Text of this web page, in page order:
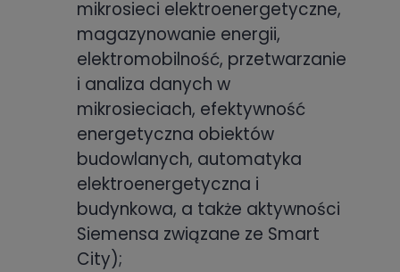
mikrosieci elektroenergetyczne,
magazynowanie energii,
elektromobilność, przetwarzanie
i analiza danych w
mikrosieciach, efektywność
energetyczna obiektów
budowlanych, automatyka
elektroenergetyczna i
budynkowa, a także aktywności
Siemensa związane ze Smart
City);